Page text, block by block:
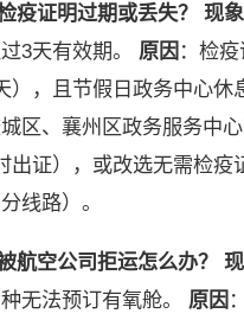
疫证明过期或丢失？ 现象
3天有效期。 原因 ：检
），且节假日政务中心休
区、襄州区政务服务中
出证），或改选无需检疫
线路）。
航空公司拒运怎么办？
无法预订有氧舱。 原因